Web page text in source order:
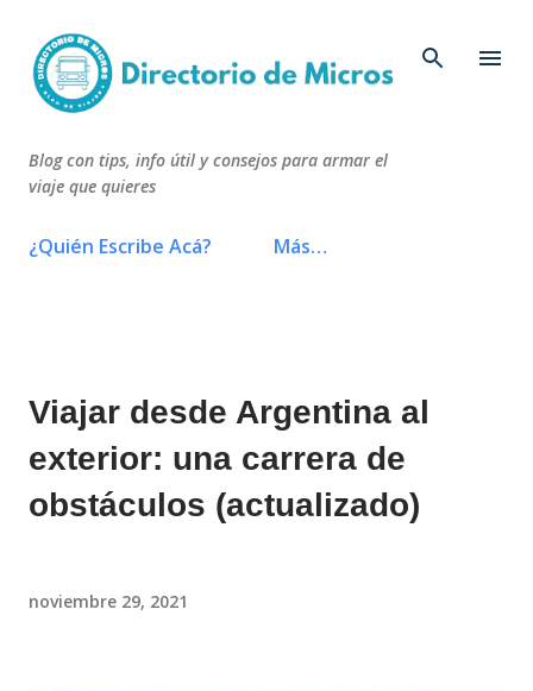
Blog con tips, info útil y consejos para armar el
viaje que quieres
¿Quién Escribe Acá? Más…
Viajar desde Argentina al
exterior: una carrera de
obstáculos (actualizado)
noviembre 29, 2021